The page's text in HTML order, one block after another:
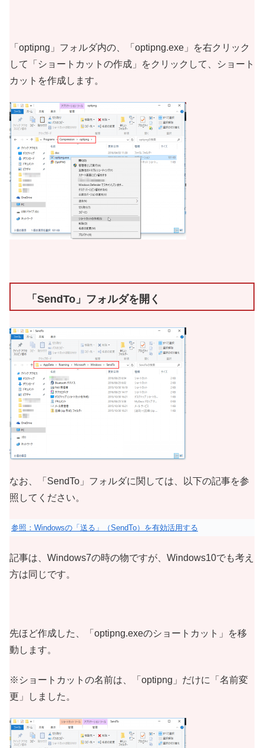
「optipng」フォルダ内の、「optipng.exe」を右クリック
して「ショートカットの作成」をクリックして、ショート
カットを作成します。
「SendTo」フォルダを開く
なお、「SendTo」フォルダに関しては、以下の記事を参
照してください。
参照：Windowsの「送る」（SendTo）を有効活用する
記事は、Windows7の時の物ですが、Windows10でも考え
方は同じです。
先ほど作成した、「optipng.exeのショートカット」を移
動します。
※ショートカットの名前は、「optipng」だけに「名前変
更」しました。